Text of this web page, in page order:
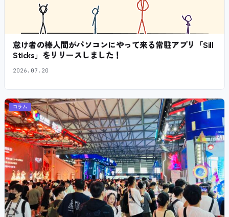
怠け者の棒人間がパソコンにやって来る常駐アプリ「Sill
Sticks」をリリースしました！
2026.07.20
コラム